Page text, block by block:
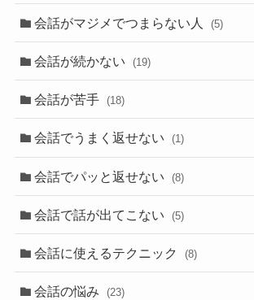
会話がマジメでつまらない人 (5)
会話が続かない (19)
会話が苦手 (18)
会話でうまく返せない (1)
会話でパッと返せない (8)
会話で話が出てこない (5)
会話に使えるテクニック (8)
会話の悩み (23)